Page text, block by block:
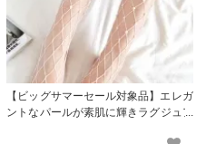
【ビッグサマーセール対象品】エレガ
ントなパールが素肌に輝きラグジュア